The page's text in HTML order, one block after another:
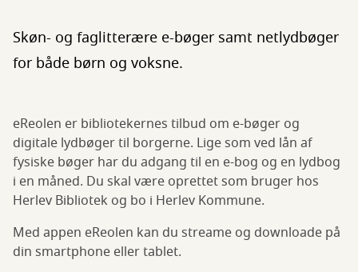
Skøn- og faglitterære e-bøger samt netlydbøger
for både børn og voksne.
eReolen er bibliotekernes tilbud om e-bøger og
digitale lydbøger til borgerne. Lige som ved lån af
fysiske bøger har du adgang til en e-bog og en lydbog
i en måned. Du skal være oprettet som bruger hos
Herlev Bibliotek og bo i Herlev Kommune.
Med appen eReolen kan du streame og downloade på
din smartphone eller tablet.